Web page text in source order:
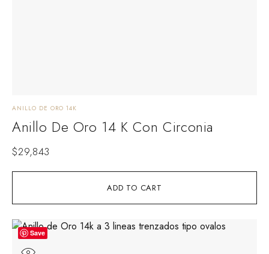
ADD TO CART
ANILLO DE ORO 14K
Anillo De Oro 14 K Con Circonia
$29,843
Save